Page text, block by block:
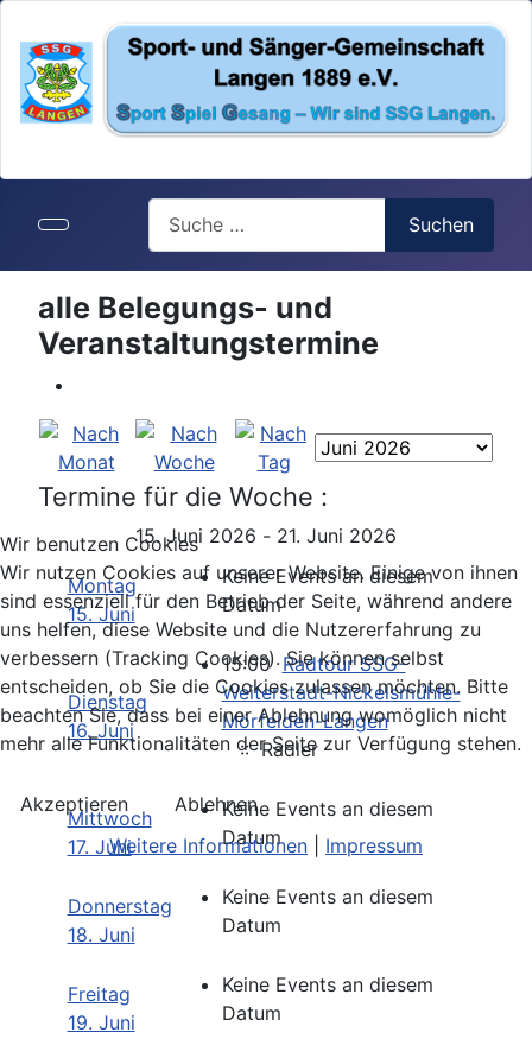
Search
Suchen
alle Belegungs- und
Veranstaltungstermine
Termine für die Woche :
15. Juni 2026 - 21. Juni 2026
Montag
15. Juni
Keine Events an diesem
Datum
Dienstag
16. Juni
15:00 Radtour SSG-
Weiterstadt-Nickelsmühle-
Mörfelden-Langen
:: Radler
Mittwoch
17. Juni
Keine Events an diesem
Datum
Donnerstag
18. Juni
Keine Events an diesem
Datum
Freitag
19. Juni
Keine Events an diesem
Datum
Wir benutzen Cookies
Wir nutzen Cookies auf unserer Website. Einige von ihnen
sind essenziell für den Betrieb der Seite, während andere
uns helfen, diese Website und die Nutzererfahrung zu
verbessern (Tracking Cookies). Sie können selbst
entscheiden, ob Sie die Cookies zulassen möchten. Bitte
beachten Sie, dass bei einer Ablehnung womöglich nicht
mehr alle Funktionalitäten der Seite zur Verfügung stehen.
Akzeptieren
Ablehnen
Weitere Informationen
Impressum